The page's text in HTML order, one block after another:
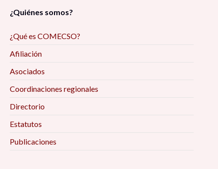
¿Quiénes somos?
¿Qué es COMECSO?
Afiliación
Asociados
Coordinaciones regionales
Directorio
Estatutos
Publicaciones